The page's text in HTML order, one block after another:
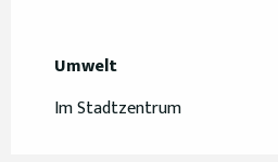
Umwelt
Umwelt
Im Stadtzentrum